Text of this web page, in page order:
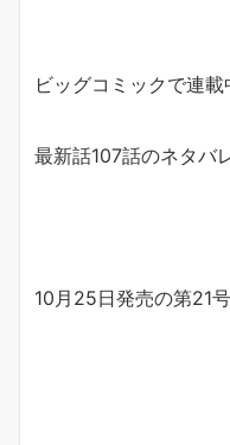
ビッグコミックで連載
最新話107話のネタバ
10月25日発売の第21